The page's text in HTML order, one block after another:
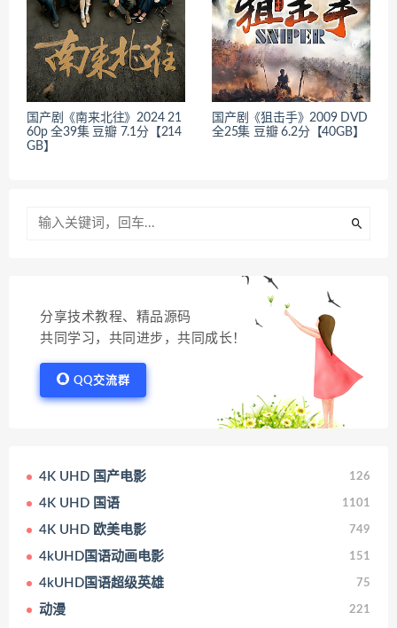
国产剧《南来北往》2024 21
60p 全39集 豆瓣 7.1分【214
GB】
国产剧《狙击手》2009 DVD
全25集 豆瓣 6.2分【40GB】
分享技术教程、精品源码
共同学习，共同进步，共同成长！
QQ交流群
4K UHD 国产电影 126
4K UHD 国语 1101
4K UHD 欧美电影 749
4kUHD国语动画电影 151
4kUHD国语超级英雄 75
动漫 221